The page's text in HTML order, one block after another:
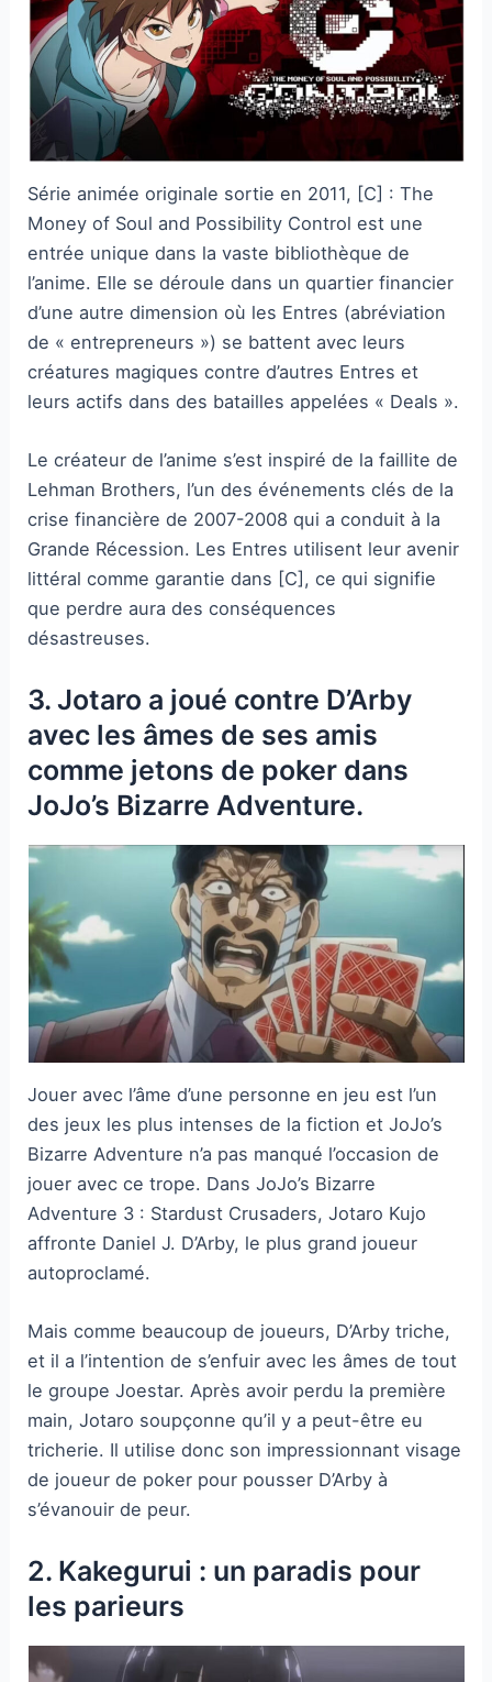
Série animée originale sortie en 2011, [C] : The
Money of Soul and Possibility Control est une
entrée unique dans la vaste bibliothèque de
l’anime. Elle se déroule dans un quartier financier
d’une autre dimension où les Entres (abréviation
de « entrepreneurs ») se battent avec leurs
créatures magiques contre d’autres Entres et
leurs actifs dans des batailles appelées « Deals ».
Le créateur de l’anime s’est inspiré de la faillite de
Lehman Brothers, l’un des événements clés de la
crise financière de 2007-2008 qui a conduit à la
Grande Récession. Les Entres utilisent leur avenir
littéral comme garantie dans [C], ce qui signifie
que perdre aura des conséquences
désastreuses.
3. Jotaro a joué contre D’Arby
avec les âmes de ses amis
comme jetons de poker dans
JoJo’s Bizarre Adventure.
Jouer avec l’âme d’une personne en jeu est l’un
des jeux les plus intenses de la fiction et JoJo’s
Bizarre Adventure n’a pas manqué l’occasion de
jouer avec ce trope. Dans JoJo’s Bizarre
Adventure 3 : Stardust Crusaders, Jotaro Kujo
affronte Daniel J. D’Arby, le plus grand joueur
autoproclamé.
Mais comme beaucoup de joueurs, D’Arby triche,
et il a l’intention de s’enfuir avec les âmes de tout
le groupe Joestar. Après avoir perdu la première
main, Jotaro soupçonne qu’il y a peut-être eu
tricherie. Il utilise donc son impressionnant visage
de joueur de poker pour pousser D’Arby à
s’évanouir de peur.
2. Kakegurui : un paradis pour
les parieurs